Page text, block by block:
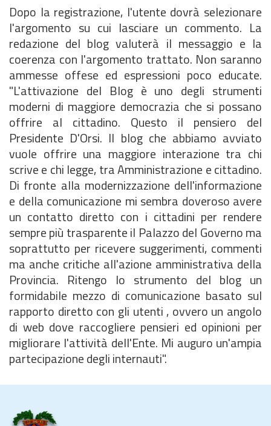
Dopo la registrazione, l'utente dovrà selezionare
l'argomento su cui lasciare un commento. La
redazione del blog valuterà il messaggio e la
coerenza con l'argomento trattato. Non saranno
ammesse offese ed espressioni poco educate.
"L'attivazione del Blog è uno degli strumenti
moderni di maggiore democrazia che si possano
offrire al cittadino. Questo il pensiero del
Presidente D'Orsi. Il blog che abbiamo avviato
vuole offrire una maggiore interazione tra chi
scrive e chi legge, tra Amministrazione e cittadino.
Di fronte alla modernizzazione dell'informazione
e della comunicazione mi sembra doveroso avere
un contatto diretto con i cittadini per rendere
sempre più trasparente il Palazzo del Governo ma
soprattutto per ricevere suggerimenti, commenti
ma anche critiche all'azione amministrativa della
Provincia. Ritengo lo strumento del blog un
formidabile mezzo di comunicazione basato sul
rapporto diretto con gli utenti , ovvero un angolo
di web dove raccogliere pensieri ed opinioni per
migliorare l'attività dell'Ente. Mi auguro un'ampia
partecipazione degli internauti".